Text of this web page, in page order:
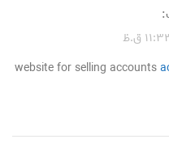
website for selling accounts